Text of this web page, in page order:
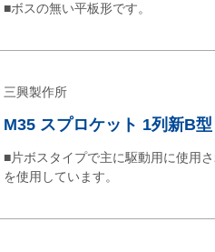
■ボスの無い平板形です。
三興製作所
M35 スプロケット 1列新B型
■片ボスタイプで主に駆動用に使用
を使用しています。